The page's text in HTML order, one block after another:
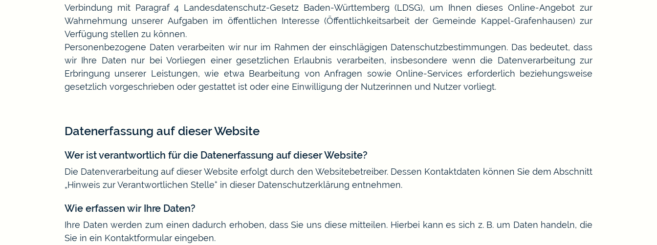
Verbindung mit Paragraf 4 Landesdatenschutz-Gesetz Baden-Württemberg (LDSG), um Ihnen dieses Online-Angebot zur
Wahrnehmung unserer Aufgaben im öffentlichen Interesse (Öffentlichkeitsarbeit der Gemeinde Kappel-Grafenhausen) zur
Verfügung stellen zu können.
Personenbezogene Daten verarbeiten wir nur im Rahmen der einschlägigen Datenschutzbestimmungen. Das bedeutet, dass
wir Ihre Daten nur bei Vorliegen einer gesetzlichen Erlaubnis verarbeiten, insbesondere wenn die Datenverarbeitung zur
Erbringung unserer Leistungen, wie etwa Bearbeitung von Anfragen sowie Online-Services erforderlich beziehungsweise
gesetzlich vorgeschrieben oder gestattet ist oder eine Einwilligung der Nutzerinnen und Nutzer vorliegt.
Datenerfassung auf dieser Website
Wer ist verantwortlich für die Datenerfassung auf dieser Website?
Die Datenverarbeitung auf dieser Website erfolgt durch den Websitebetreiber. Dessen Kontaktdaten können Sie dem Abschnitt
„Hinweis zur Verantwortlichen Stelle“ in dieser Datenschutzerklärung entnehmen.
Wie erfassen wir Ihre Daten?
Ihre Daten werden zum einen dadurch erhoben, dass Sie uns diese mitteilen. Hierbei kann es sich z. B. um Daten handeln, die
Sie in ein Kontaktformular eingeben.